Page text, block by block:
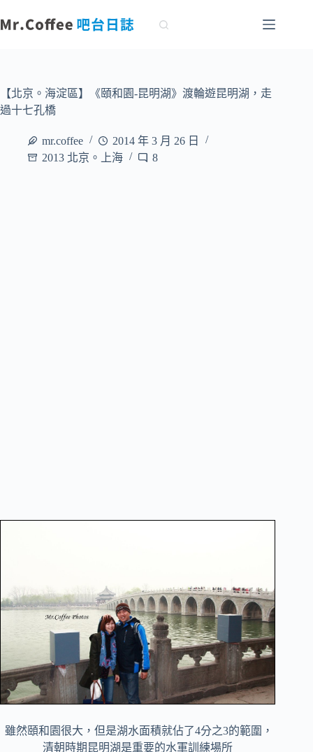
至
容【北京。海淀區】《頤和園-昆明湖》渡輪遊昆明湖，走
過十七孔橋
mr.coffee
2014 年 3 月 26 日
2013 北京。上海
8
雖然頤和園很大，但是湖水面積就佔了4分之3的範圍，
清朝時期昆明湖是重要的水軍訓練場所